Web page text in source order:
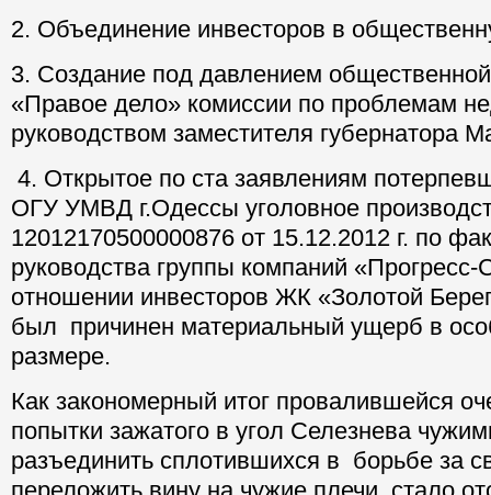
2. Объединение инвесторов в
3. Создание под давлением
«Правое дело» комиссии по проблемам
руководством заместителя губернатора
4. Открытое по ста заявлениям
ОГУ УМВД г.Одессы уголовное
12012170500000876 от 15.12.2012 г. по
руководства группы компаний «Прогресс-
отношении инвесторов ЖК «Золотой
был причинен материальный ущерб в
размере.
Как закономерный итог провалившейся
попытки зажатого в угол Селезнева
разъединить сплотившихся в борьбе за